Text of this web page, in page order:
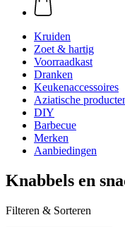
Kruiden
Zoet & hartig
Voorraadkast
Dranken
Keukenaccessoires
Aziatische
DIY
Barbecue
Merken
Aanbiedingen
Knabbels en
Filteren & Sorteren